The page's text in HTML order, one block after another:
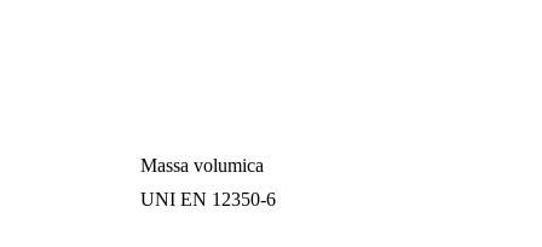
Massa volumica
UNI EN 12350-6